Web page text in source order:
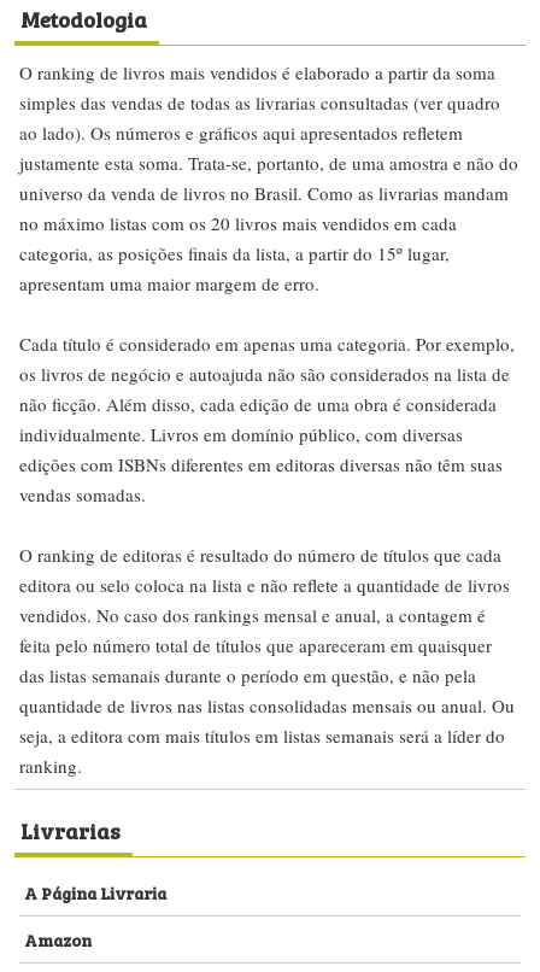
Metodologia
O ranking de livros mais vendidos é elaborado a partir da soma
simples das vendas de todas as livrarias consultadas (ver quadro
ao lado). Os números e gráficos aqui apresentados refletem
justamente esta soma. Trata-se, portanto, de uma amostra e não do
universo da venda de livros no Brasil. Como as livrarias mandam
no máximo listas com os 20 livros mais vendidos em cada
categoria, as posições finais da lista, a partir do 15º lugar,
apresentam uma maior margem de erro.
Cada título é considerado em apenas uma categoria. Por exemplo,
os livros de negócio e autoajuda não são considerados na lista de
não ficção. Além disso, cada edição de uma obra é considerada
individualmente. Livros em domínio público, com diversas
edições com ISBNs diferentes em editoras diversas não têm suas
vendas somadas.
O ranking de editoras é resultado do número de títulos que cada
editora ou selo coloca na lista e não reflete a quantidade de livros
vendidos. No caso dos rankings mensal e anual, a contagem é
feita pelo número total de títulos que apareceram em quaisquer
das listas semanais durante o período em questão, e não pela
quantidade de livros nas listas consolidadas mensais ou anual. Ou
seja, a editora com mais títulos em listas semanais será a líder do
ranking.
Livrarias
A Página Livraria
Amazon